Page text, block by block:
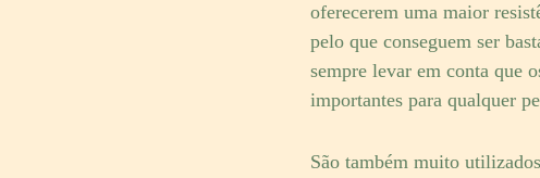
oferecerem uma maior
pelo que conseguem ser
sempre levar em conta que
importantes para qualquer
São também muito